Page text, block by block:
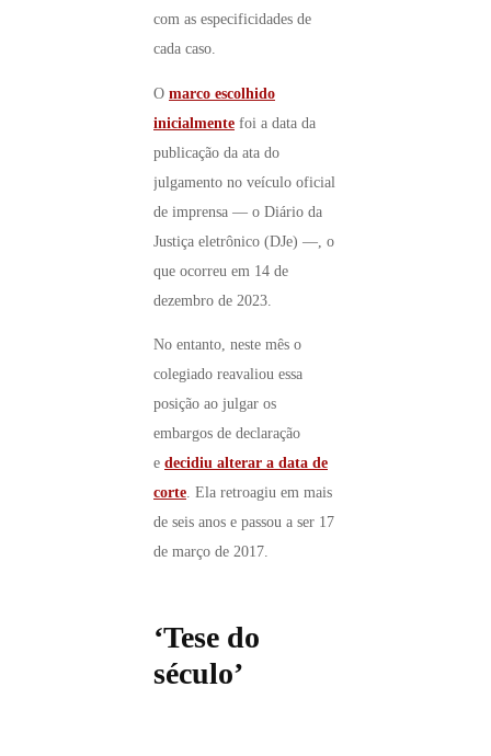
com as especificidades de
cada caso.
O marco escolhido
inicialmente foi a data da
publicação da ata do
julgamento no veículo oficial
de imprensa — o Diário da
Justiça eletrônico (DJe) —, o
que ocorreu em 14 de
dezembro de 2023.
No entanto, neste mês o
colegiado reavaliou essa
posição ao julgar os
embargos de declaração
e decidiu alterar a data de
corte. Ela retroagiu em mais
de seis anos e passou a ser 17
de março de 2017.
‘Tese do
século’